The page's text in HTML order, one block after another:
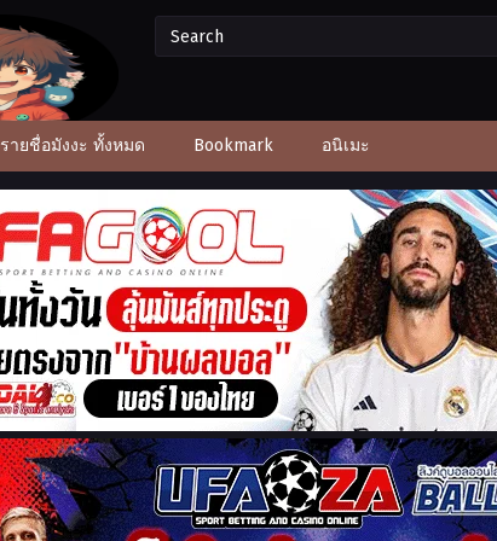
รายชื่อมังงะ ทั้งหมด Bookmark อนิเมะ